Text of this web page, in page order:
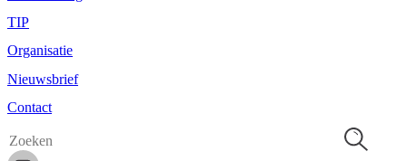
TIP
Organisatie
Nieuwsbrief
Contact